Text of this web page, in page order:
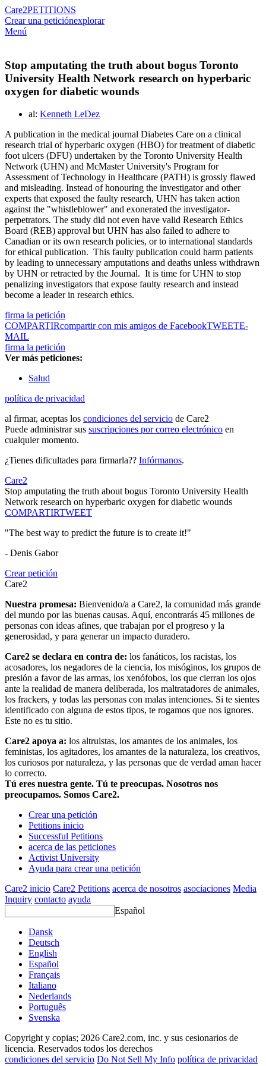
Care2PETITIONS
Crear una peticiónexplorar
Menú
Stop amputating the truth about bogus Toronto
University Health Network research on hyperbaric
oxygen for diabetic wounds
al: Kenneth LeDez
A publication in the medical journal Diabetes Care on a clinical
research trial of hyperbaric oxygen (HBO) for treatment of diabetic
foot ulcers (DFU) undertaken by the Toronto University Health
Network (UHN) and McMaster University's Program for
Assessment of Technology in Healthcare (PATH) is grossly flawed
and misleading. Instead of honouring the investigator and other
experts that exposed the faulty research, UHN has taken action
against the "whistleblower" and exonerated the investigator-
perpetrators. The study did not even have valid Research Ethics
Board (REB) approval but UHN has also failed to adhere to
Canadian or its own research policies, or to international standards
for ethical publication. This faulty publication could harm patients
by leading to unnecessary amputations and deaths unless withdrawn
by UHN or retracted by the Journal. It is time for UHN to stop
penalizing investigators that expose faulty research and instead
become a leader in research ethics.
firma la petición
COMPARTIRcompartir con mis amigos de FacebookTWEETE-
MAIL
firma la petición
Ver más peticiones:
Salud
política de privacidad
al firmar, aceptas los condiciones del servicio de Care2
Puede administrar sus suscripciones por correo electrónico en
cualquier momento.
¿Tienes dificultades para firmarla?? Infórmanos.
Care2
Stop amputating the truth about bogus Toronto University Health
Network research on hyperbaric oxygen for diabetic wounds
COMPARTIRTWEET
"The best way to predict the future is to create it!"
- Denis Gabor
Crear petición
Care2
Nuestra promesa: Bienvenido/a a Care2, la comunidad más grande
del mundo por las buenas causas. Aquí, encontrarás 45 millones de
personas con ideas afines, que trabajan por el progreso y la
generosidad, y para generar un impacto duradero.
Care2 se declara en contra de: los fanáticos, los racistas, los
acosadores, los negadores de la ciencia, los misóginos, los grupos de
presión a favor de las armas, los xenófobos, los que cierran los ojos
ante la realidad de manera deliberada, los maltratadores de animales,
los frackers, y todas las personas con malas intenciones. Si te sientes
identificado con alguna de estos tipos, te rogamos que nos ignores.
Este no es tu sitio.
Care2 apoya a: los altruistas, los amantes de los animales, los
feministas, los agitadores, los amantes de la naturaleza, los creativos,
los curiosos por naturaleza, y las personas que de verdad aman hacer
lo correcto.
Tú eres nuestra gente. Tú te preocupas. Nosotros nos
preocupamos. Somos Care2.
Crear una petición
Petitions inicio
Successful Petitions
acerca de las peticiones
Activist University
Ayuda para crear una petición
Care2 inicio Care2 Petitions acerca de nosotros asociaciones Media
Inquiry contacto ayuda
Español
Dansk
Deutsch
English
Español
Français
Italiano
Nederlands
Português
Svenska
Copyright y copias; 2026 Care2.com, inc. y sus cesionarios de
licencia. Reservados todos los derechos
condiciones del servicio Do Not Sell My Info política de privacidad